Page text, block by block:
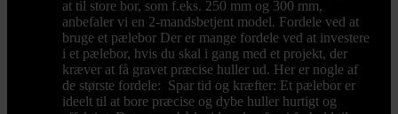
at til store bor, som f.eks. 250 mm og 300 mm,
anbefaler vi en 2-mandsbetjent model. Fordele ved at
bruge et pælebor Der er mange fordele ved at investere
i et pælebor, hvis du skal i gang med et projekt, der
kræver at få gravet præcise huller ud. Her er nogle af
de største fordele: Spar tid og kræfter: Et pælebor er
ideelt til at bore præcise og dybe huller hurtigt og